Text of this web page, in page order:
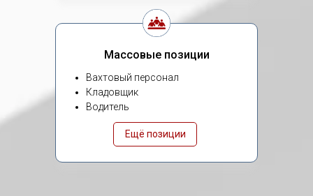
Массовые позиции
Вахтовый персонал
Кладовщик
Водитель
Ещё позиции